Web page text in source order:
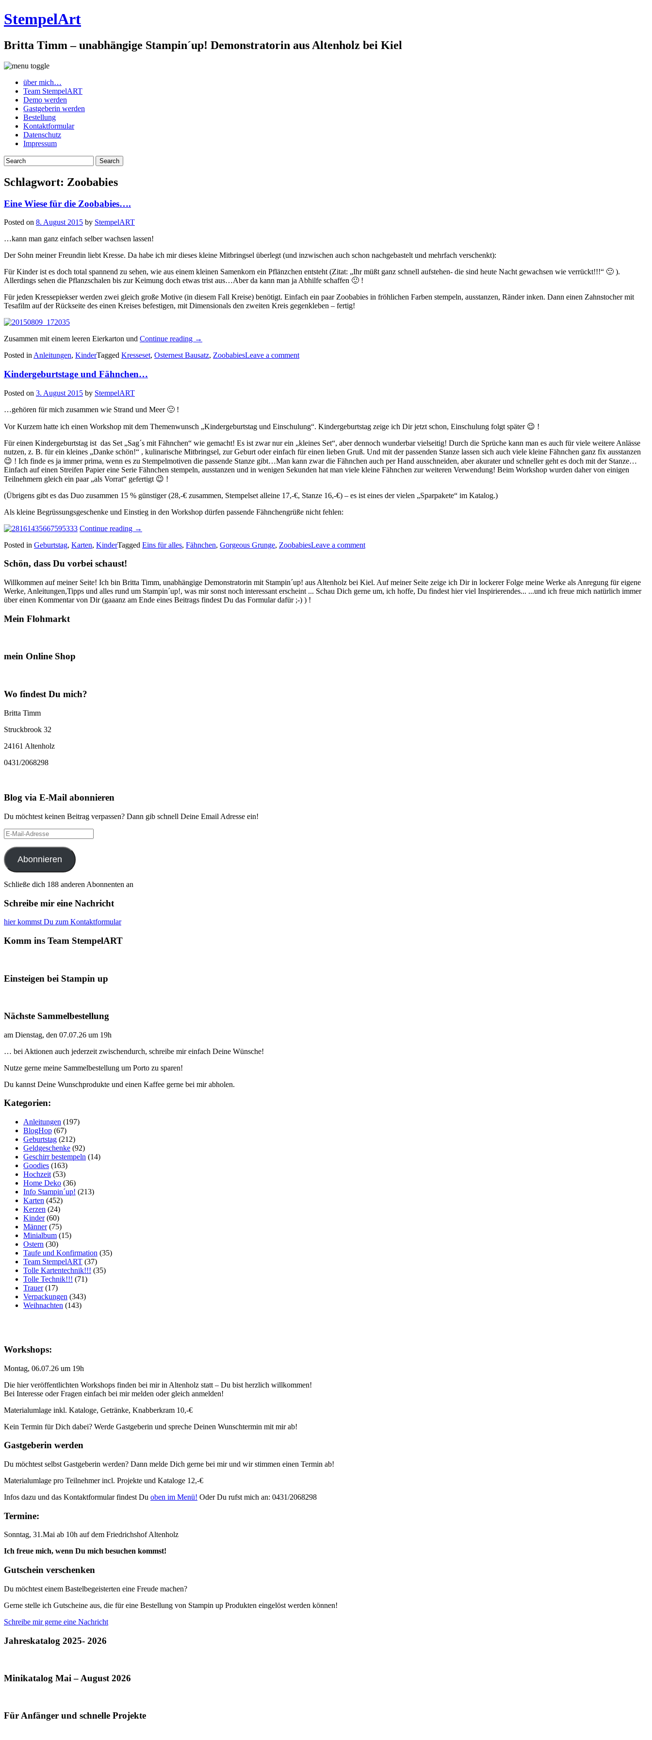
StempelArt
Britta Timm – unabhängige Stampin´up! Demonstratorin aus Altenholz bei Kiel
über mich…
Team StempelART
Demo werden
Gastgeberin werden
Bestellung
Kontaktformular
Datenschutz
Impressum
Schlagwort: Zoobabies
Eine Wiese für die Zoobabies….
Posted on 8. August 2015 by StempelART
…kann man ganz einfach selber wachsen lassen!
Der Sohn meiner Freundin liebt Kresse. Da habe ich mir dieses kleine Mitbringsel überlegt (und inzwischen auch schon nachgebastelt und mehrfach verschenkt):
Für Kinder ist es doch total spannend zu sehen, wie aus einem kleinen Samenkorn ein Pflänzchen entsteht (Zitat: „Ihr müßt ganz schnell aufstehen- die sind heute Nacht gewachsen wie verrückt!!!“ 🙂 ).
Allerdings sehen die Pflanzschalen bis zur Keimung doch etwas trist aus…Aber da kann man ja Abhilfe schaffen 🙂 !
Für jeden Kressepiekser werden zwei gleich große Motive (in diesem Fall Kreise) benötigt. Einfach ein paar Zoobabies in fröhlichen Farben stempeln, ausstanzen, Ränder inken. Dann einen Zahnstocher mit
Tesafilm auf der Rückseite des einen Kreises befestigen, mit Dimensionals den zweiten Kreis gegenkleben – fertig!
Zusammen mit einem leeren Eierkarton und Continue reading „Eine
für
→
Posted in Anleitungen, KinderTagged Kresseset, Osternest Bausatz, ZoobabiesLeave a comment
Kindergeburtstage und Fähnchen…
Posted on 3. August 2015 by StempelART
…gehören für mich zusammen wie Strand und Meer 🙂 !
Vor Kurzem hatte ich einen Workshop mit dem Themenwunsch „Kindergeburtstag und Einschulung“. Kindergeburtstag zeige ich Dir jetzt schon, Einschulung folgt später 😉 !
Für einen Kindergeburtstag ist das Set „Sag´s mit Fähnchen“ wie gemacht! Es ist zwar nur ein „kleines Set“, aber dennoch wunderbar vielseitig! Durch die Sprüche kann man es auch für viele weitere Anlässe
nutzen, z. B. für ein kleines „Danke schön!“ , kulinarische Mitbringsel, zur Geburt oder einfach für einen lieben Gruß. Und mit der passenden Stanze lassen sich auch viele kleine Fähnchen ganz fix ausstanzen
😉 ! Ich finde es ja immer prima, wenn es zu Stempelmotiven die passende Stanze gibt…Man kann zwar die Fähnchen auch per Hand ausschneiden, aber akurater und schneller geht es doch mit der Stanze…
Einfach auf einen Streifen Papier eine Serie Fähnchen stempeln, ausstanzen und in wenigen Sekunden hat man viele kleine Fähnchen zur weiteren Verwendung! Beim Workshop wurden daher von einigen
Teilnehmern gleich ein paar „als Vorrat“ gefertigt 😉 !
(Übrigens gibt es das Duo zusammen 15 % günstiger (28,-€ zusammen, Stempelset alleine 17,-€, Stanze 16,-€) – es ist eines der vielen „Sparpakete“ im Katalog.)
Als kleine Begrüssungsgeschenke und Einstieg in den Workshop dürfen passende Fähnchengrüße nicht fehlen:
Continue reading „Kindergeburtstage
Fähnchen…“
→
Posted in Geburtstag, Karten, KinderTagged Eins für alles, Fähnchen, Gorgeous Grunge, ZoobabiesLeave a comment
Schön, dass Du vorbei schaust!
Willkommen auf meiner Seite! Ich bin Britta Timm, unabhängige Demonstratorin mit Stampin´up! aus Altenholz bei Kiel. Auf meiner Seite zeige ich Dir in lockerer Folge meine Werke als Anregung für eigene
Werke, Anleitungen,Tipps und alles rund um Stampin´up!, was mir sonst noch interessant erscheint ... Schau Dich gerne um, ich hoffe, Du findest hier viel Inspirierendes... ...und ich freue mich natürlich immer
über einen Kommentar von Dir (gaaanz am Ende eines Beitrags findest Du das Formular dafür ;-) ) !
Mein Flohmarkt
mein Online Shop
Wo findest Du mich?
Britta Timm
Struckbrook 32
24161 Altenholz
0431/2068298
Blog via E-Mail abonnieren
Du möchtest keinen Beitrag verpassen? Dann gib schnell Deine Email Adresse ein!
E-
Mail-
Adresse
Abonnieren
Schließe dich 188 anderen Abonnenten an
Schreibe mir eine Nachricht
hier kommst Du zum Kontaktformular
Komm ins Team StempelART
Einsteigen bei Stampin up
Nächste Sammelbestellung
am Dienstag, den 07.07.26 um 19h
… bei Aktionen auch jederzeit zwischendurch, schreibe mir einfach Deine Wünsche!
Nutze gerne meine Sammelbestellung um Porto zu sparen!
Du kannst Deine Wunschprodukte und einen Kaffee gerne bei mir abholen.
Kategorien:
Anleitungen (197)
BlogHop (67)
Geburtstag (212)
Geldgeschenke (92)
Geschirr bestempeln (14)
Goodies (163)
Hochzeit (53)
Home Deko (36)
Info Stampin´up! (213)
Karten (452)
Kerzen (24)
Kinder(60)
Männer(75)
Minialbum (15)
Ostern (30)
Taufe und Konfirmation (35)
Team StempelART (37)
Tolle Kartentechnik!!! (35)
Tolle Technik!!! (71)
Trauer(17)
Verpackungen (343)
Weihnachten (143)
Workshops:
Montag, 06.07.26 um 19h
Die hier veröffentlichten Workshops finden bei mir in Altenholz statt – Du bist herzlich willkommen!
Bei Interesse oder Fragen einfach bei mir melden oder gleich anmelden!
Materialumlage inkl. Kataloge, Getränke, Knabberkram 10,-€
Kein Termin für Dich dabei? Werde Gastgeberin und spreche Deinen Wunschtermin mit mir ab!
Gastgeberin werden
Du möchtest selbst Gastgeberin werden? Dann melde Dich gerne bei mir und wir stimmen einen Termin ab!
Materialumlage pro Teilnehmer incl. Projekte und Kataloge 12,-€
Infos dazu und das Kontaktformular findest Du oben im Menü! Oder Du rufst mich an: 0431/2068298
Termine:
Sonntag, 31.Mai ab 10h auf dem Friedrichshof Altenholz
Ich freue mich, wenn Du mich besuchen kommst!
Gutschein verschenken
Du möchtest einem Bastelbegeisterten eine Freude machen?
Gerne stelle ich Gutscheine aus, die für eine Bestellung von Stampin up Produkten eingelöst werden können!
Schreibe mir gerne eine Nachricht
Jahreskatalog 2025- 2026
Minikatalog Mai – August 2026
Für Anfänger und schnelle Projekte